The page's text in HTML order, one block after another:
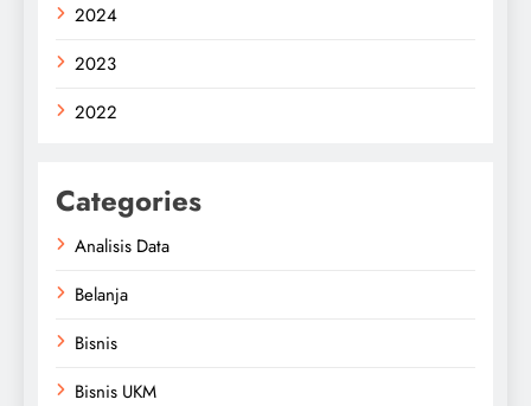
2024
2023
2022
Categories
Analisis Data
Belanja
Bisnis
Bisnis UKM